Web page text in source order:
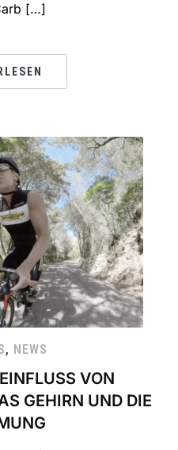
[…]
, NEWS
VON
GEHIRN UND DIE